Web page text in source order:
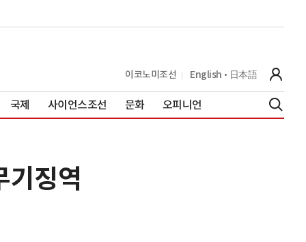
이코노미조선 English 日本語
국제 사이언스조선 문화 오피니언
기징역